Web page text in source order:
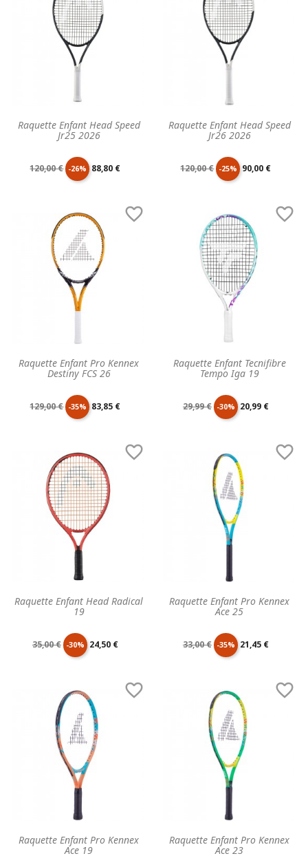
Raquette Enfant Head Speed
Jr25 2026
Prix
120,00 € -26% Prix
88,80 €
Raquette Enfant Head Speed
Jr26 2026
Prix
120,00 € -25% Prix
90,00 €
Raquette Enfant Pro Kennex
Destiny FCS 26

Prix
base
129,00 € -35% Prix
83,85 €
Raquette Enfant Tecnifibre
Tempo Iga 19

Prix
29,99 € -30% Prix
20,99 €
Raquette Enfant Head Radical
19

Prix
35,00 € -30% Prix
24,50 €
Raquette Enfant Pro Kennex
Ace 25

Prix
33,00 € -35% Prix
21,45 €
Raquette Enfant Pro Kennex
Ace 19

Raquette Enfant Pro Kennex
Ace 23
